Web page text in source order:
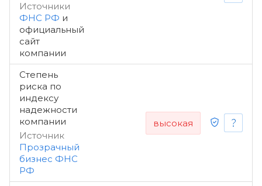
Источники
ФНС РФ и
официальный
сайт
компании
Степень
риска по
индексу
надежности
компании
Источник
Прозрачный
бизнес ФНС
РФ
высокая